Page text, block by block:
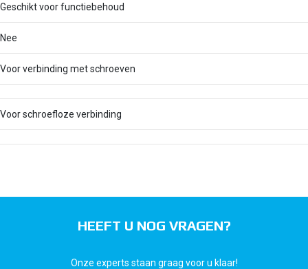
Geschikt voor functiebehoud
Nee
Voor verbinding met schroeven
Voor schroefloze verbinding
HEEFT U NOG VRAGEN?
Onze experts staan graag voor u klaar!